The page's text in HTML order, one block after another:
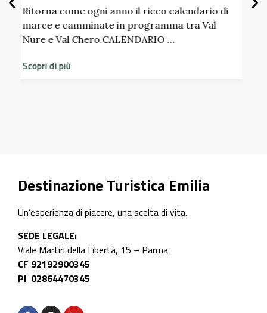
Pallavicino
Scopri i profumi inaspettati di erbe e frutti
storico del Castello di Scipione …
Destinazione Turistica Emilia
Un’esperienza di piacere, una scelta di vita.
SEDE LEGALE:
Viale Martiri della Libertà, 15 – Parma
CF 92192900345
PI 02864470345